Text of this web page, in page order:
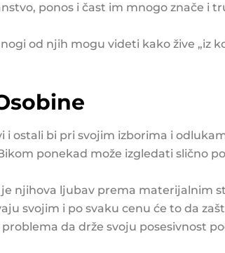
ponos i čast im mnogo znače i
od njih mogu videti kako žive „iz
ostali bi pri svojim izborima i
ponekad može izgledati slično
njihova ljubav prema materijalnim
svojim i po svaku cenu će to da
da drže svoju posesivnost